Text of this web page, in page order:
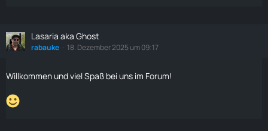
Lasaria aka Ghost
rabauke 18. Dezember 2025 um 09:17
Willkommen und viel Spaß bei uns im Forum!